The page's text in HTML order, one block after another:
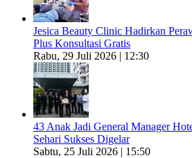
Jesica Beauty Clinic Hadirkan
Plus Konsultasi Gratis
Rabu, 29 Juli 2026 | 12:30
43 Anak Jadi General Manager
Sehari Sukses Digelar
Sabtu, 25 Juli 2026 | 15:50